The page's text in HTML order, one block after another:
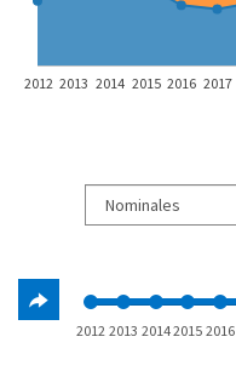
2012 2013 2014 2015 2016 2017
2012 2013 20142015 2016